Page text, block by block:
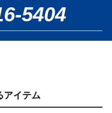
5404
アイテム